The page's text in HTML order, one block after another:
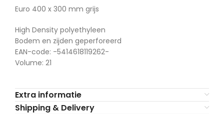
Euro 400 x 300 mm grijs
High Density polyethyleen
Bodem en zijden geperforeerd
EAN-code: -5414618119262-
Volume: 21
Extra informatie
Shipping & Delivery